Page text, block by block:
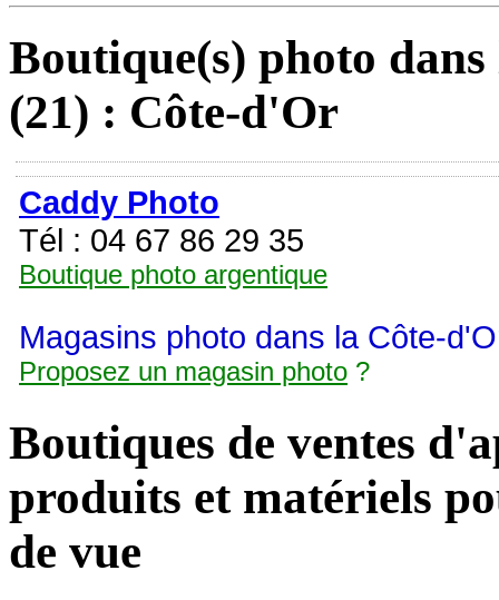
Boutique(s) photo
(21) : Côte-d'Or
Caddy Photo
Tél : 04 67 86 29 35
Boutique photo argentique
Magasins photo dans la Côte-
Proposez un magasin photo ?
Boutiques de ventes
produits et matériels
de vue